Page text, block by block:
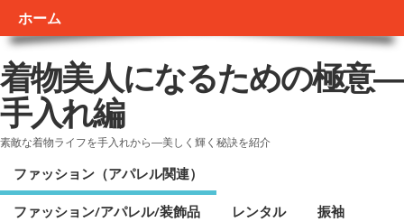
ホーム
着物美人になるための極意―
手入れ編
素敵な着物ライフを手入れから―美しく輝く秘訣を紹介
ファッション（アパレル関連）
ファッション/アパレル/装飾品 レンタル 振袖